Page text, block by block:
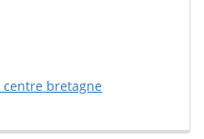
centre bretagne